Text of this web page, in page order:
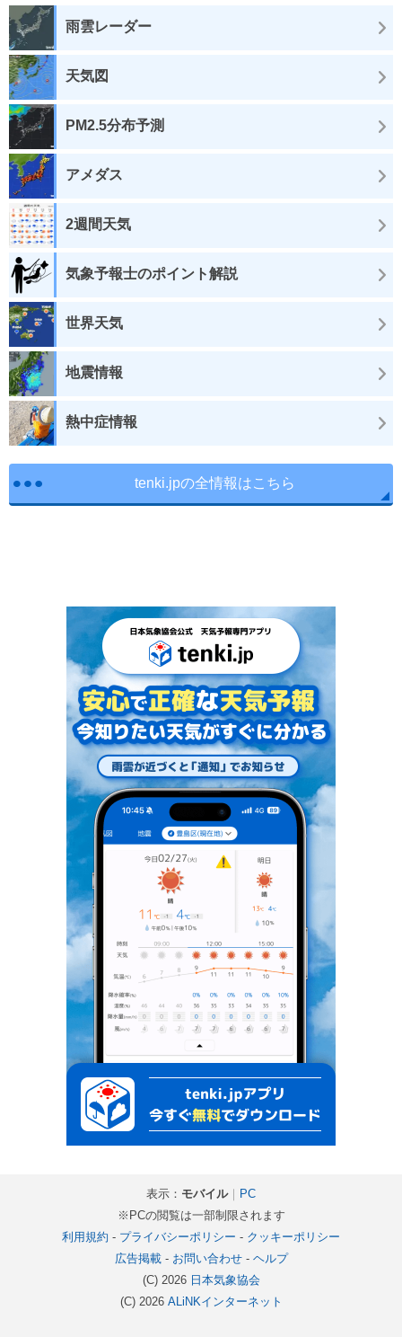
雨雲レーダー
天気図
PM2.5分布予測
アメダス
2週間天気
気象予報士のポイント解説
世界天気
地震情報
熱中症情報
tenki.jpの全情報はこちら
表示： モバイル｜ PC
※PCの閲覧は一部制限されます
利用規約 - プライバシーポリシー - クッキーポリシー
広告掲載- お問い合わせ- ヘルプ
(C) 2026 日本気象協会
(C) 2026 ALiNKインターネット